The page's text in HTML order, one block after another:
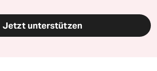
Jetzt unterstützen